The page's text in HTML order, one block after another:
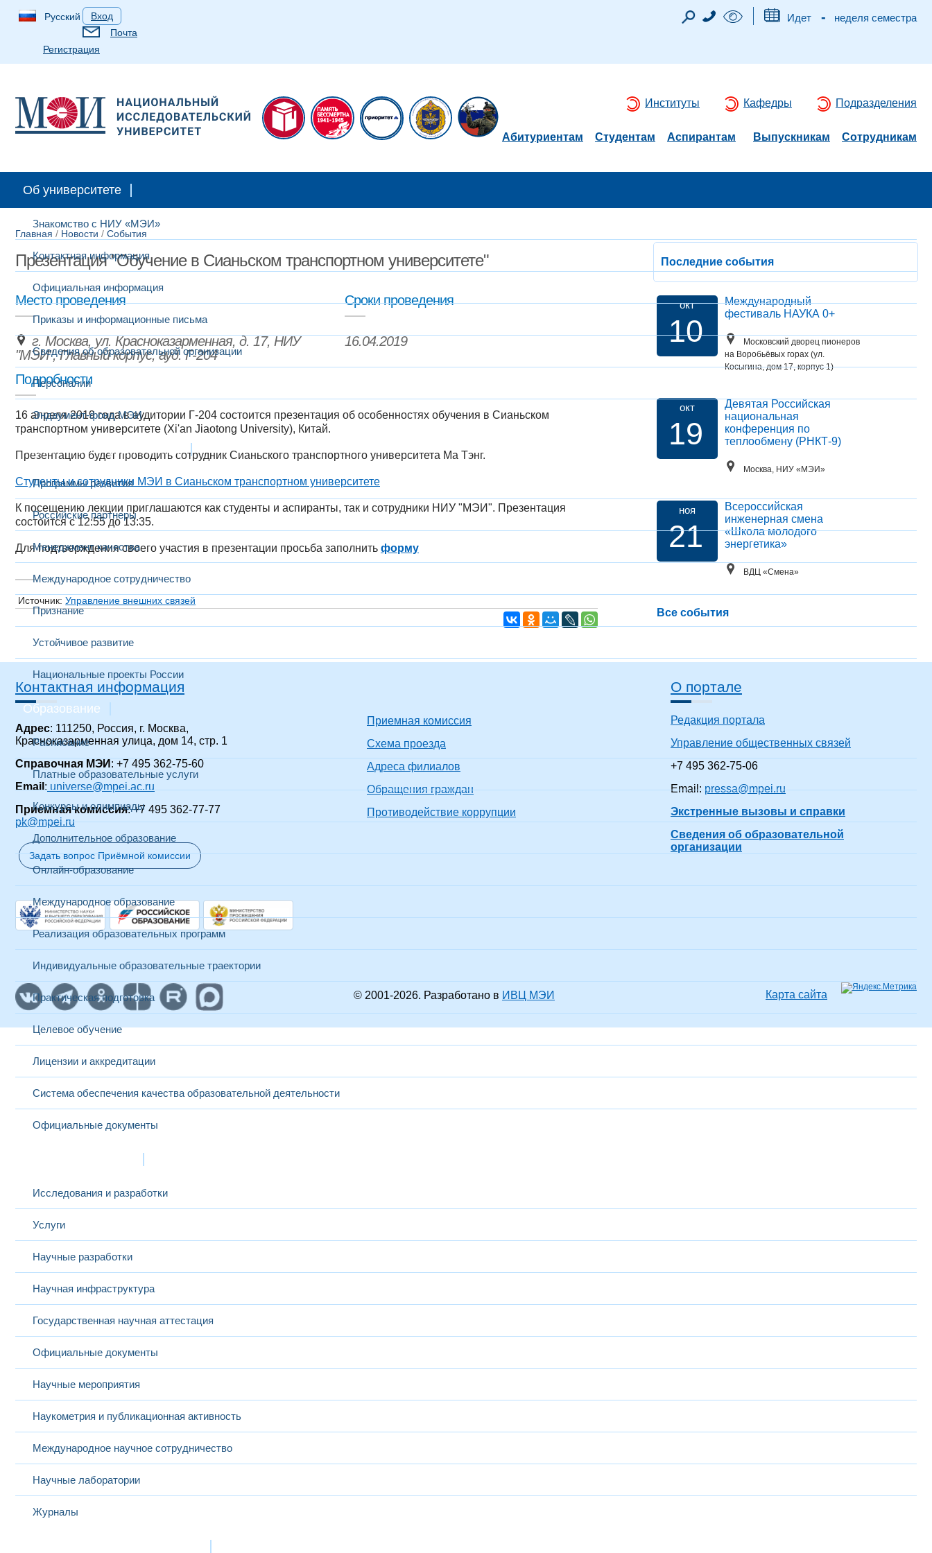
Русский
Вход
Почта
Регистрация
Идет - неделя семестра
Институты Кафедры Подразделения
Абитуриентам Студентам Аспирантам Выпускникам Сотрудникам
Об университете
Знакомство с НИУ «МЭИ»
Контактная информация
Официальная информация
Приказы и информационные письма
Сведения об образовательной организации
Персоналии
Эндаумент-фонд МЭИ
Развитие и сотрудничество
Программы развития
Российские партнеры
Менеджмент качества
Международное сотрудничество
Признание
Устойчивое развитие
Национальные проекты России
Образование
Расписание
Платные образовательные услуги
Конкурсы и олимпиады
Дополнительное образование
Онлайн-образование
Международное образование
Реализация образовательных программ
Индивидуальные образовательные траектории
Практическая подготовка
Целевое обучение
Лицензии и аккредитации
Система обеспечения качества образовательной деятельности
Официальные документы
Исследования и разработки
Услуги
Научные разработки
Научная инфраструктура
Государственная научная аттестация
Официальные документы
Научные мероприятия
Наукометрия и публикационная активность
Международное научное сотрудничество
Научные лаборатории
Журналы
Главная / Новости / События
Презентация "Обучение в Сианьском транспортном университете"
Место проведения
г. Москва, ул. Красноказарменная, д. 17, НИУ
"МЭИ", Главный корпус, ауд. Г-204
Сроки проведения
16.04.2019
Подробности
16 апреля 2019 года в аудитории Г-204 состоится презентация об особенностях обучения в Сианьском
транспортном университете (Xi'an Jiaotong University), Китай.
Презентацию будет проводить сотрудник Сианьского транспортного университета Ма Тэнг.
Студенты и сотрудники МЭИ в Сианьском транспортном университете
К посещению лекции приглашаются как студенты и аспиранты, так и сотрудники НИУ "МЭИ". Презентация
состоится с 12:55 до 13:35.
Для подтверждения своего участия в презентации просьба заполнить форму
Источник:Управление внешних связей
Последние события
окт
10
Международный
фестиваль НАУКА 0+
Московский дворец пионеров
на Воробьёвых горах (ул.
Косыгина, дом 17, корпус 1)
окт
19
Девятая Российская
национальная
конференция по
теплообмену (РНКТ-9)
Москва, НИУ «МЭИ»
ноя
21
Всероссийская
инженерная смена
«Школа молодого
энергетика»
ВДЦ «Смена»
Все события
Контактная информация
Адрес: 111250, Россия, г. Москва,
Красноказарменная улица, дом 14, стр. 1
Справочная МЭИ : +7 495 362-75-60
Email : universe@mpei.ac.ru
Приемная комиссия: +7 495 362-77-77
pk@mpei.ru
Задать вопрос Приёмной комиссии
Приемная комиссия
Схема проезда
Адреса филиалов
Обращения граждан
Противодействие коррупции
О портале
Редакция портала
Управление общественных связей
+7 495 362-75-06
Email: pressa@mpei.ru
Экстренные вызовы и справки
Сведения об образовательной
организации
© 2001-2026. Разработано в ИВЦ МЭИ Карта сайта